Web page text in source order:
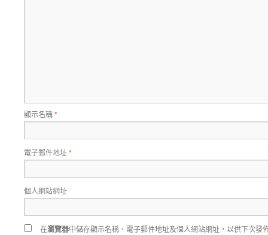
顯示名稱*
電子郵件地址*
個人網站網址
在瀏覽器中儲存顯示名稱、電子郵件地址及個人網站網址，以供下次發